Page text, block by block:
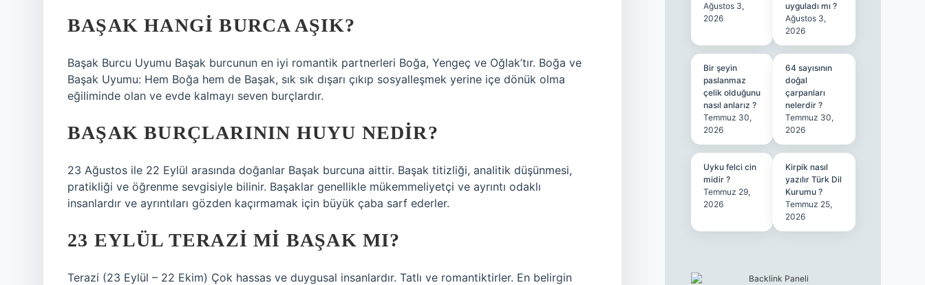
BAŞAK HANGI BURCA AŞIK?
Başak Burcu Uyumu Başak burcunun en iyi romantik partnerleri Boğa, Yengeç ve Oğlak’tır. Boğa ve
Başak Uyumu: Hem Boğa hem de Başak, sık sık dışarı çıkıp sosyalleşmek yerine içe dönük olma
eğiliminde olan ve evde kalmayı seven burçlardır.
BAŞAK BURÇLARININ HUYU NEDIR?
23 Ağustos ile 22 Eylül arasında doğanlar Başak burcuna aittir. Başak titizliği, analitik düşünmesi,
pratikliği ve öğrenme sevgisiyle bilinir. Başaklar genellikle mükemmeliyetçi ve ayrıntı odaklı
insanlardır ve ayrıntıları gözden kaçırmamak için büyük çaba sarf ederler.
23 EYLÜL TERAZI MI BAŞAK MI?
Terazi (23 Eylül – 22 Ekim) Çok hassas ve duygusal insanlardır. Tatlı ve romantiktirler. En belirgin
Ağustos 3,
2026
uyguladı mı ?
Ağustos 3,
2026
Bir şeyin
paslanmaz
çelik olduğunu
nasıl anlarız ?
Temmuz 30,
2026
64 sayısının
doğal
çarpanları
nelerdir ?
Temmuz 30,
2026
Uyku felci cin
midir ?
Temmuz 29,
2026
Kirpik nasıl
yazılır Türk Dil
Kurumu ?
Temmuz 25,
2026